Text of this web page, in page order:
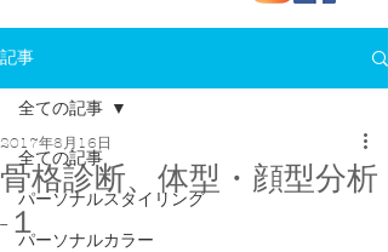
記事
全ての記事
パーソナルスタイリング
パーソナルカラー
全ての記事
骨格診断、体型・顔型分析
-１
2017年8月16日